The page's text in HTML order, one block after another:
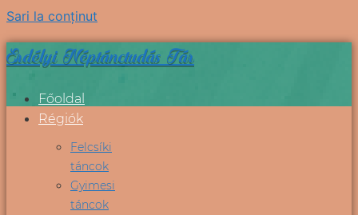
Sari la conținut
Erdélyi Néptánctudás Tár
Főoldal
Régiók
Felcsíki
táncok
Gyimesi
táncok